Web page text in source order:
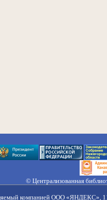
© Централизованная
компанией ООО «ЯНДЕКС»,